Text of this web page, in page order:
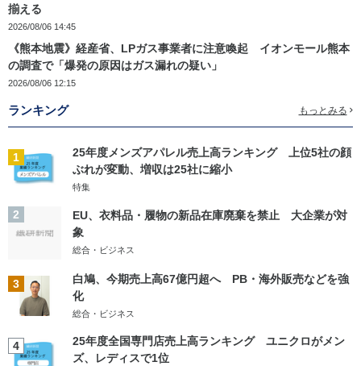
揃える
2026/08/06 14:45
《熊本地震》経産省、LPガス事業者に注意喚起 イオンモール熊本
の調査で「爆発の原因はガス漏れの疑い」
2026/08/06 12:15
ランキング もっとみる
1
25年度メンズアパレル売上高ランキング 上位5社の顔
ぶれが変動、増収は25社に縮小
特集
2
EU、衣料品・履物の新品在庫廃棄を禁止 大企業が対
象
総合・ビジネス
3
白鳩、今期売上高67億円超へ PB・海外販売などを強
化
総合・ビジネス
4
25年度全国専門店売上高ランキング ユニクロがメン
ズ、レディスで1位